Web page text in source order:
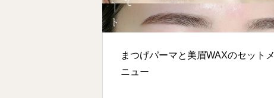
まつげパーマと美眉WAXのセットメ
ニュー